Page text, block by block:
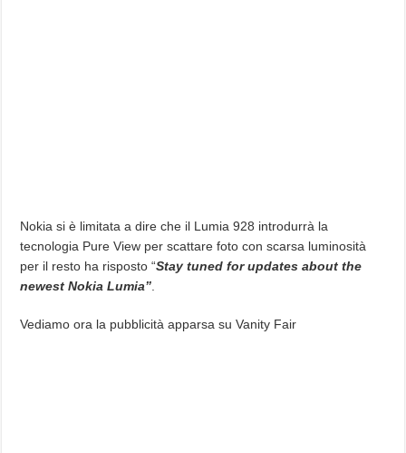
Nokia si è limitata a dire che il Lumia 928 introdurrà la
tecnologia Pure View per scattare foto con scarsa luminosità
per il resto ha risposto “Stay tuned for updates about the
newest Nokia Lumia”
Vediamo ora la pubblicità apparsa su Vanity Fair